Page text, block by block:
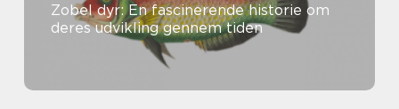
Zobel dyr: En fascinerende historie om
deres udvikling gennem tiden